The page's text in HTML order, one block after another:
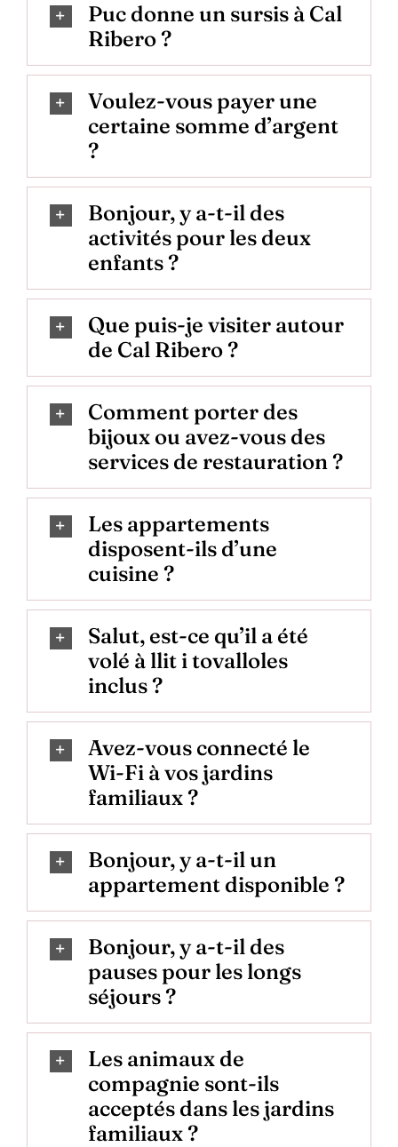
Puc donne un sursis à Cal
Ribero ?
Voulez-vous payer une
certaine somme d’argent
?
Bonjour, y a-t-il des
activités pour les deux
enfants ?
Que puis-je visiter autour
de Cal Ribero ?
Comment porter des
bijoux ou avez-vous des
services de restauration ?
Les appartements
disposent-ils d’une
cuisine ?
Salut, est-ce qu’il a été
volé à llit i tovalloles
inclus ?
Avez-vous connecté le
Wi-Fi à vos jardins
familiaux ?
Bonjour, y a-t-il un
appartement disponible ?
Bonjour, y a-t-il des
pauses pour les longs
séjours ?
Les animaux de
compagnie sont-ils
acceptés dans les jardins
familiaux ?